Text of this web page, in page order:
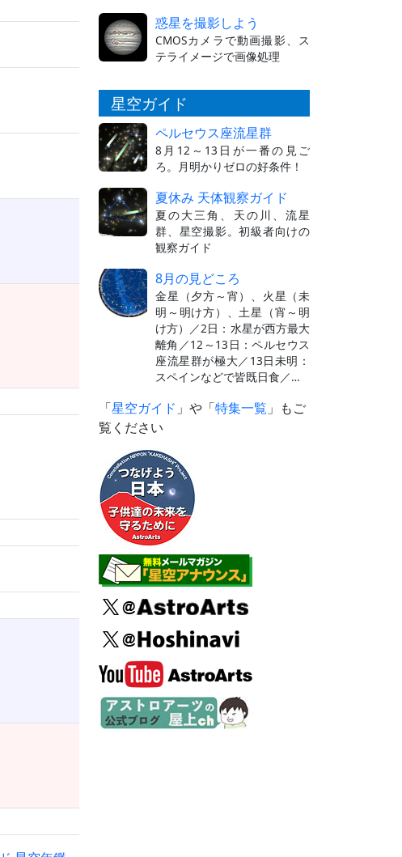
惑星を撮影しよう
CMOSカメラで動画撮影、ス
テライメージで画像処理
星空ガイド
ペルセウス座流星群
8月12～13日が一番の見ご
ろ。月明かりゼロの好条件！
夏休み 天体観察ガイド
夏の大三角、天の川、流星
群、星空撮影。初級者向けの
観察ガイド
8月の見どころ
金星（夕方～宵）、火星（未
明～明け方）、土星（宵～明
け方）／2日：水星が西方最大
離角／12～13日：ペルセウス
座流星群が極大／13日未明：
スペインなどで皆既日食／…
「星空ガイド 」や「特集一覧 」もご
覧ください